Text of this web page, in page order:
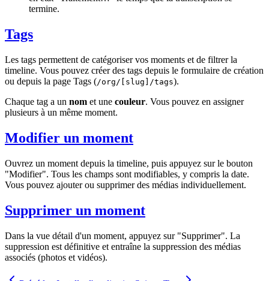
termine.
Tags
Les tags permettent de catégoriser vos moments et de filtrer la
timeline. Vous pouvez créer des tags depuis le formulaire de création
ou depuis la page Tags (/org/[slug]/tags).
Chaque tag a un nom et une couleur. Vous pouvez en assigner
plusieurs à un même moment.
Modifier un moment
Ouvrez un moment depuis la timeline, puis appuyez sur le bouton
"Modifier". Tous les champs sont modifiables, y compris la date.
Vous pouvez ajouter ou supprimer des médias individuellement.
Supprimer un moment
Dans la vue détail d'un moment, appuyez sur "Supprimer". La
suppression est définitive et entraîne la suppression des médias
associés (photos et vidéos).